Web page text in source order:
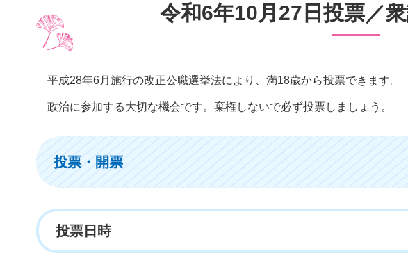
令和6年10月27日投票／
平成28年6月施行の改正公職選挙法により、満18歳から投票できます。
政治に参加する大切な機会です。棄権しないで必ず投票しましょう。
投票・開票
投票日時